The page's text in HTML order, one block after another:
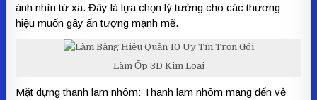
ánh nhìn từ xa. Đây là lựa chọn lý tưởng cho các thương
hiệu muốn gây ấn tượng mạnh mẽ.
Làm Ốp 3D Kim Loại
Mặt dựng thanh lam nhôm: Thanh lam nhôm mang đến vẻ